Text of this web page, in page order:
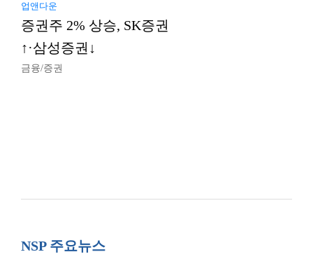
업앤다운
증권주 2% 상승, SK증권
↑·삼성증권↓
금융/증권
NSP 주요뉴스